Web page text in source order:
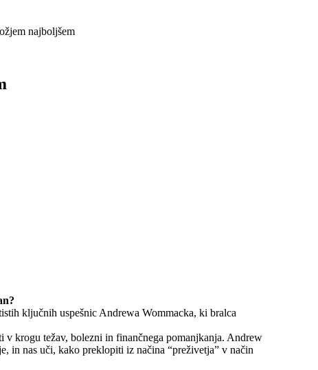
najboljšem
ključnih uspešnic Andrewa Wommacka, ki bralca
v krogu težav, bolezni in finančnega pomanjkanja. Andrew
in nas uči, kako preklopiti iz načina “preživetja” v način